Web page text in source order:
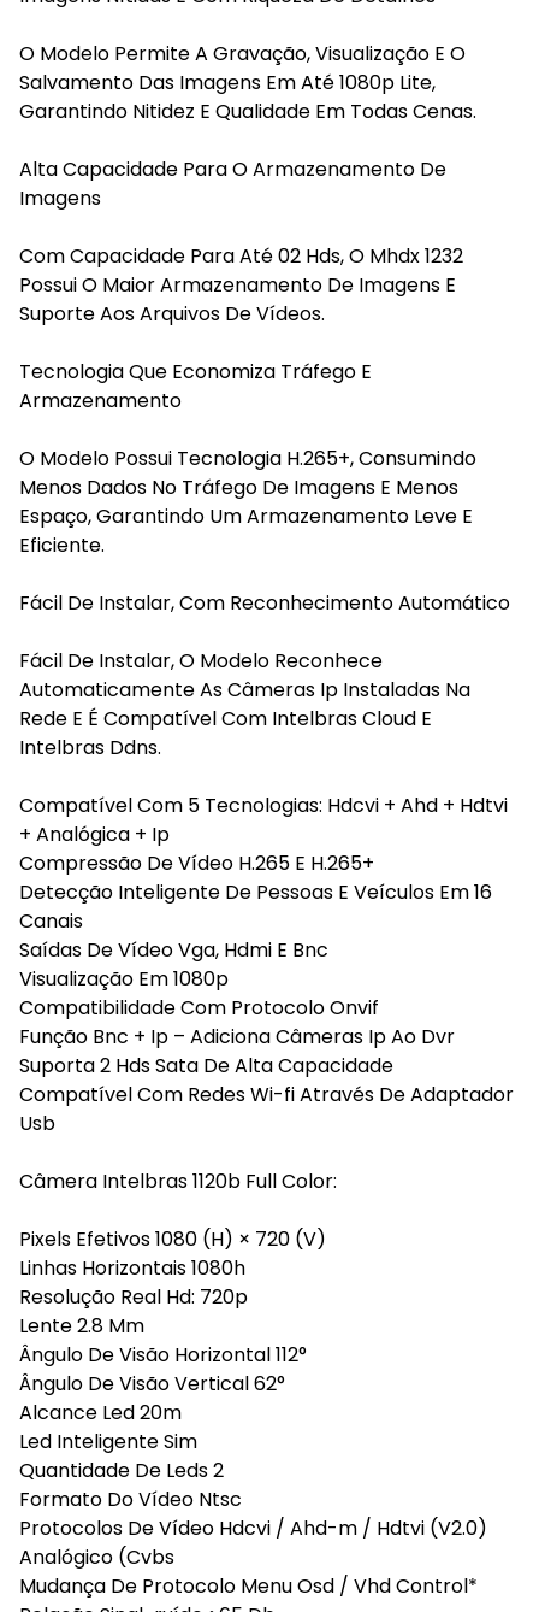
O Modelo Permite A Gravação, Visualização E O
Salvamento Das Imagens Em Até 1080p Lite,
Garantindo Nitidez E Qualidade Em Todas Cenas.
Alta Capacidade Para O Armazenamento De
Imagens
Com Capacidade Para Até 02 Hds, O Mhdx 1232
Possui O Maior Armazenamento De Imagens E
Suporte Aos Arquivos De Vídeos.
Tecnologia Que Economiza Tráfego E
Armazenamento
O Modelo Possui Tecnologia H.265+, Consumindo
Menos Dados No Tráfego De Imagens E Menos
Espaço, Garantindo Um Armazenamento Leve E
Eficiente.
Fácil De Instalar, Com Reconhecimento Automático
Fácil De Instalar, O Modelo Reconhece
Automaticamente As Câmeras Ip Instaladas Na
Rede E É Compatível Com Intelbras Cloud E
Intelbras Ddns.
Compatível Com 5 Tecnologias: Hdcvi + Ahd + Hdtvi
+ Analógica + Ip
Compressão De Vídeo H.265 E H.265+
Detecção Inteligente De Pessoas E Veículos Em 16
Canais
Saídas De Vídeo Vga, Hdmi E Bnc
Visualização Em 1080p
Compatibilidade Com Protocolo Onvif
Função Bnc + Ip – Adiciona Câmeras Ip Ao Dvr
Suporta 2 Hds Sata De Alta Capacidade
Compatível Com Redes Wi-fi Através De Adaptador
Usb
Câmera Intelbras 1120b Full Color:
Pixels Efetivos 1080 (H) × 720 (V)
Linhas Horizontais 1080h
Resolução Real Hd: 720p
Lente 2.8 Mm
Ângulo De Visão Horizontal 112°
Ângulo De Visão Vertical 62°
Alcance Led 20m
Led Inteligente Sim
Quantidade De Leds 2
Formato Do Vídeo Ntsc
Protocolos De Vídeo Hdcvi / Ahd-m / Hdtvi (V2.0)
Analógico (Cvbs
Mudança De Protocolo Menu Osd / Vhd Control*